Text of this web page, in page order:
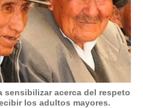
sensibilizar acerca del respeto
los adultos mayores.